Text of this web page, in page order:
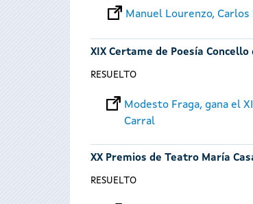
Manuel Lourenzo,
XIX Certame de Poesía Concello
RESUELTO
Modesto Fraga, gana el
Carral
XX Premios de Teatro María
RESUELTO